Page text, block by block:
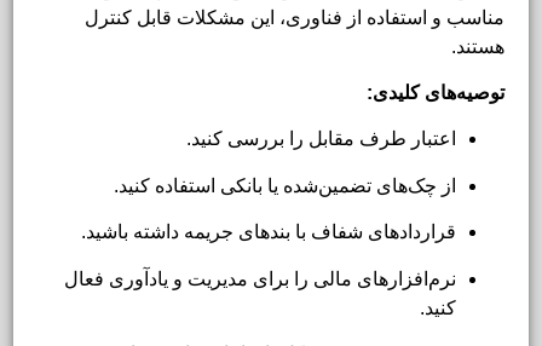
مناسب و استفاده از فناوری، این مشکلات قابل کنترل
هستند.
توصیه‌های کلیدی:
اعتبار طرف مقابل را بررسی کنید.
از چک‌های تضمین‌شده یا بانکی استفاده کنید.
قراردادهای شفاف با بندهای جریمه داشته باشید.
نرم‌افزارهای مالی را برای مدیریت و یادآوری فعال
کنید.